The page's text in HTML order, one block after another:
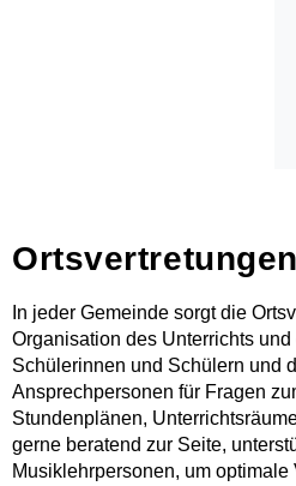
Ortsvertretungen
In jeder Gemeinde sorgt die
Organisation des Unterrichts und
Schülerinnen und Schülern und
Ansprechpersonen für Fragen
Stundenplänen,
gerne beratend zur Seite,
Musiklehrpersonen, um